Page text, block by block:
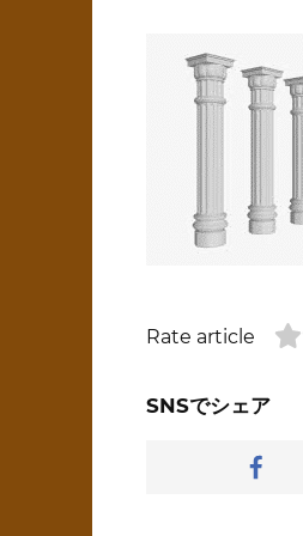
Rate article
SNSでシェア